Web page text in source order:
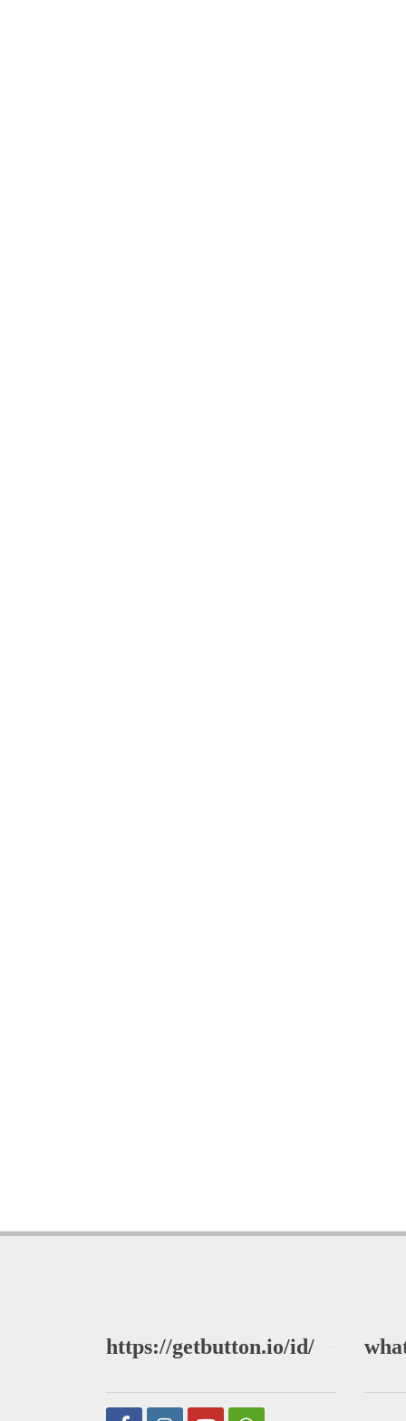
https://getbutton.io/id/